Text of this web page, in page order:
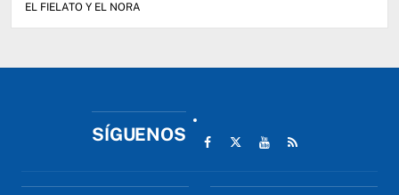
EL FIELATO Y EL NORA
SÍGUENOS